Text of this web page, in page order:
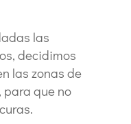
las
decidimos
las zonas de
para que no